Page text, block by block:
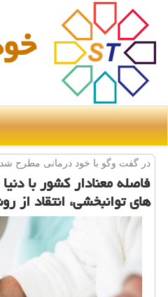
در گفت وگو با خود درمانی مطرح شد
فاصله معنادار كشور با
های توانبخشی، انتقاد از